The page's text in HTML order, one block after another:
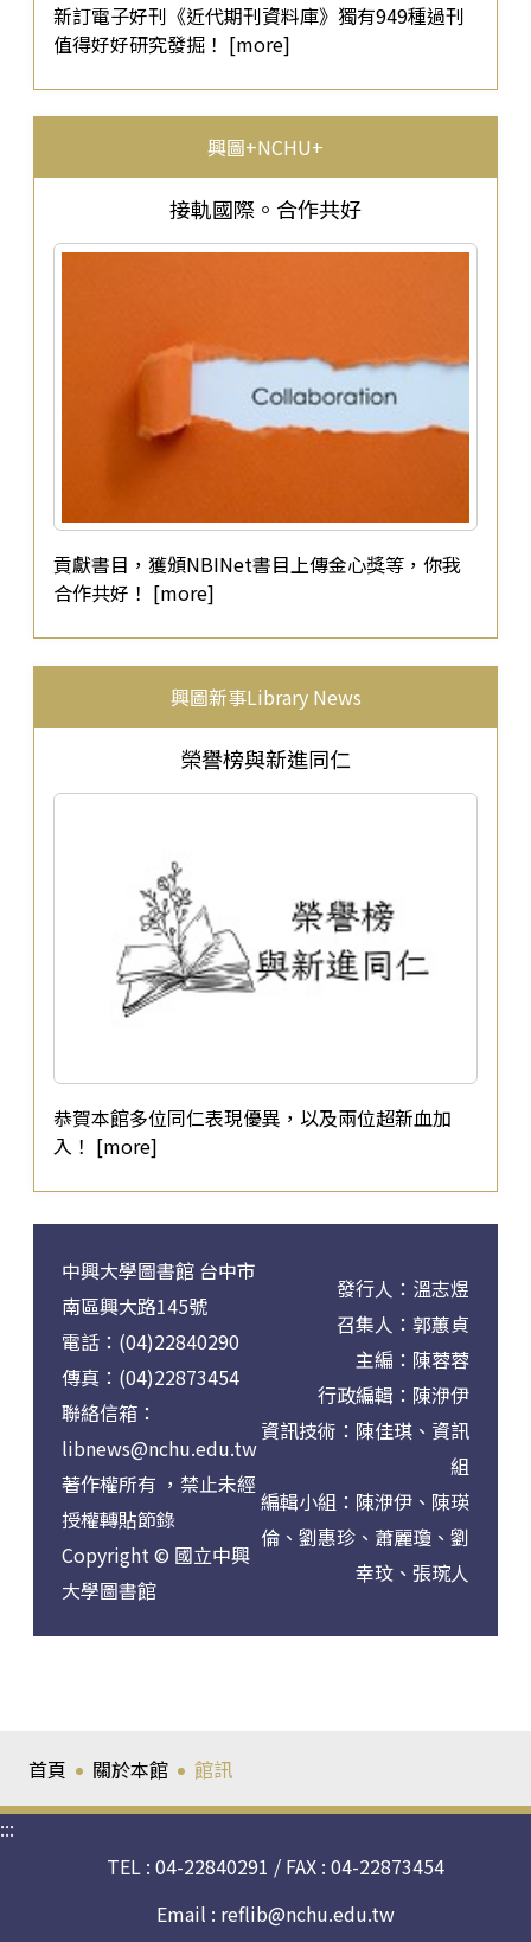
新訂電子好刊《近代期刊資料庫》獨有949種過刊
值得好好研究發掘！ [more]
興圖+NCHU+
接軌國際。合作共好
貢獻書目，獲頒NBINet書目上傳金心獎等，你我
合作共好！ [more]
興圖新事Library News
榮譽榜與新進同仁
恭賀本館多位同仁表現優異，以及兩位超新血加
入！ [more]
中興大學圖書館 台中市
南區興大路145號
電話：(04)22840290
傳真：(04)22873454
聯絡信箱：
libnews@nchu.edu.tw
著作權所有 ，禁止未經
授權轉貼節錄
Copyright © 國立中興
大學圖書館
發行人：溫志煜
召集人：郭蕙貞
主編：陳蓉蓉
行政編輯：陳洢伊
資訊技術：陳佳琪、資訊
組
編輯小組： 陳洢伊、陳瑛
倫、劉惠珍、蕭麗瓊、劉
幸玟、張琬人
首頁 關於本館 館訊
:::
TEL : 04-22840291 / FAX : 04-22873454
Email : reflib@nchu.edu.tw